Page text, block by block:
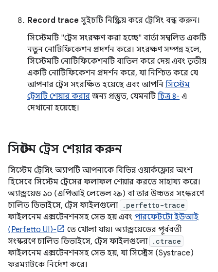
Record trace সুইচটি নিষ্ক্রিয় করে ট্রেসিং বন্ধ করুন।
সিস্টেমটি "ট্রেস সংরক্ষণ করা হচ্ছে" বার্তা সম্বলিত একটি
নতুন নোটিফিকেশন প্রদর্শন করে। সংরক্ষণ সম্পন্ন হলে,
সিস্টেমটি নোটিফিকেশনটি বাতিল করে দেয় এবং তৃতীয়
একটি নোটিফিকেশন প্রদর্শন করে, যা নিশ্চিত করে যে
আপনার ট্রেস সংরক্ষিত হয়েছে এবং আপনি সিস্টেম
ট্রেসটি শেয়ার করার জন্য প্রস্তুত, যেমনটি চিত্র ৪- এ
দেখানো হয়েছে।
সিস্টেম ট্রেস শেয়ার করুন
সিস্টেম ট্রেসিং অ্যাপটি আপনাকে বিভিন্ন ওয়ার্কফ্লোর অংশ
হিসেবে সিস্টেম ট্রেসের ফলাফল শেয়ার করতে সাহায্য করে।
অ্যান্ড্রয়েড ১০ (এপিআই লেভেল ২৯) বা তার উচ্চতর সংস্করণে
চালিত ডিভাইসে, ট্রেস ফাইলগুলো .perfetto-trace
ফাইলনেম এক্সটেনশনসহ সেভ হয় এবং পারফেটটো ইউআই
(Perfetto UI)-
তে খোলা যায়। অ্যান্ড্রয়েডের পূর্ববর্তী
সংস্করণে চালিত ডিভাইসে, ট্রেস ফাইলগুলো .ctrace
ফাইলনেম এক্সটেনশনসহ সেভ হয়, যা সিস্ট্রেস (Systrace)
ফরম্যাটকে নির্দেশ করে।